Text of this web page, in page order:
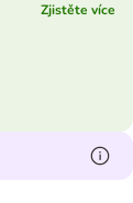
Zjistěte více